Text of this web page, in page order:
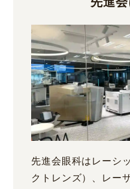
先進会眼科はレーシ
クトレンズ）、レー